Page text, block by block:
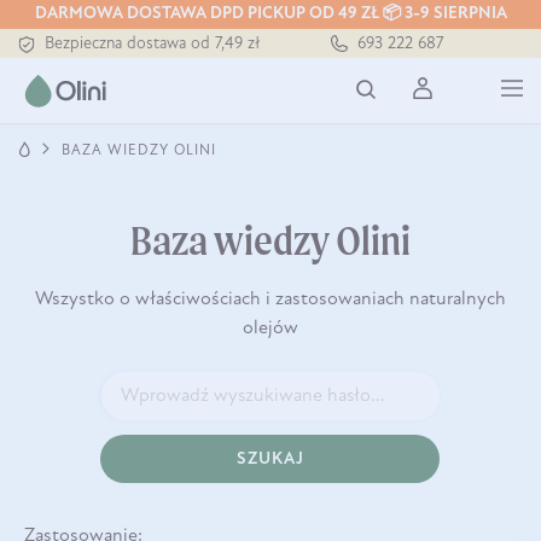
DARMOWA DOSTAWA DPD PICKUP OD 49 ZŁ 📦 3-9 SIERPNIA
Bezpieczna dostawa od 7,49 zł
Darmowa dostawa od 199 zł
Tłoczony zawsze na zimno
693 222 687
BAZA WIEDZY OLINI
Baza wiedzy Olini
Wszystko o właściwościach i zastosowaniach naturalnych
olejów
SZUKAJ
Zastosowanie: